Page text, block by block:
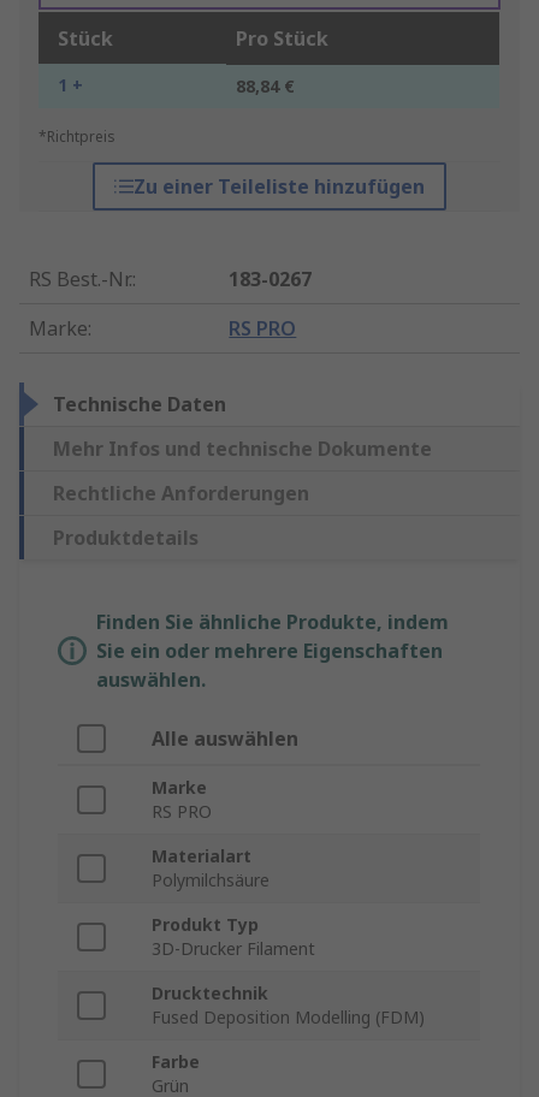
Stück Pro Stück
1 + 88,84 €
*Richtpreis
Zu einer Teileliste hinzufügen
RS Best.-Nr.:
183-0267
Marke: RS PRO
Technische Daten
Mehr Infos und technische Dokumente
Rechtliche Anforderungen
Produktdetails
Finden Sie ähnliche Produkte, indem
Sie ein oder mehrere Eigenschaften
auswählen.
Alle auswählen
Marke
RS PRO
Materialart
Polymilchsäure
Produkt Typ
3D-Drucker Filament
Drucktechnik
Fused Deposition Modelling (FDM)
Farbe
Grün